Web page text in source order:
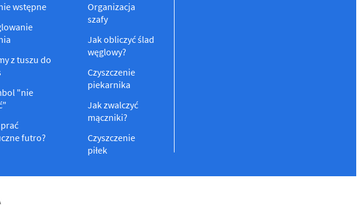
wstępne
z tuszu do
"nie
futro?
Organizacja
szafy
Jak obliczyć ślad
węglowy?
Czyszczenie
piekarnika
Jak zwalczyć
mączniki?
Czyszczenie
piłek